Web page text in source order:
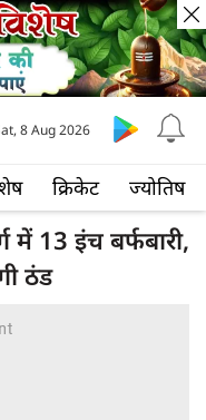
क्रिकेट ज्योतिष
8 Aug 2026
13 इंच बर्फबारी,
ठंड